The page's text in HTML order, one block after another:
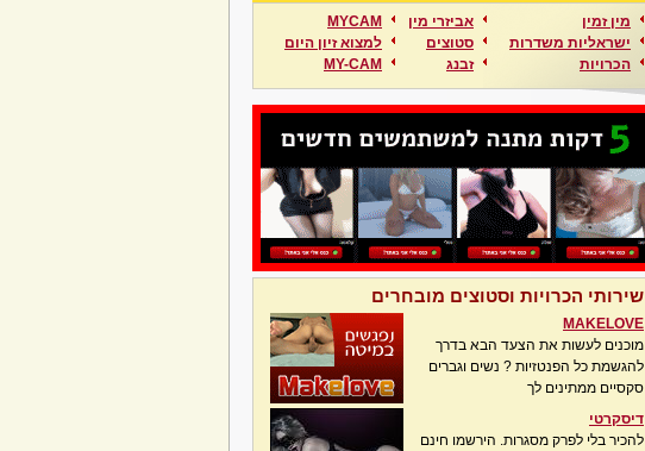
מין זמין
ישראליות משדרות
הכרויות
אביזרי מין
סטוצים
זבנג
MYCAM
למצוא זיון היום
MY-CAM
שירותי הכרויות וסטוצים מובחרים
MAKELOVE
מוכנים לעשות את הצעד הבא בדרך
להגשמת כל הפנטזיות ? נשים וגברים
סקסיים ממתינים לך
דיסקרטי
להכיר בלי לפרק מסגרות. הירשמו חינם